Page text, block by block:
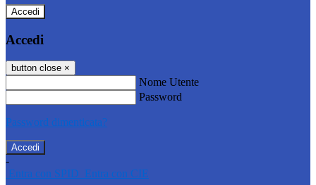
Accedi
Accedi
button close ×
Nome Utente
Password
Password dimenticata?
-
Entra con SPID Entra con CIE